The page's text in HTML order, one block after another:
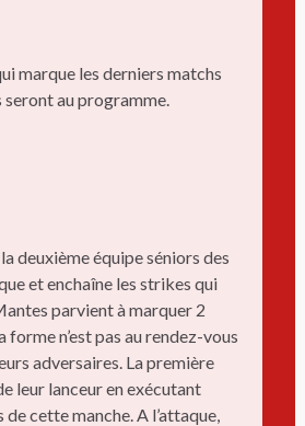
marque les derniers matchs
seront au programme.
deuxième équipe séniors des
et enchaîne les strikes qui
parvient à marquer 2
n’est pas au rendez-vous
adversaires. La première
leur lanceur en exécutant
cette manche. A l’attaque,